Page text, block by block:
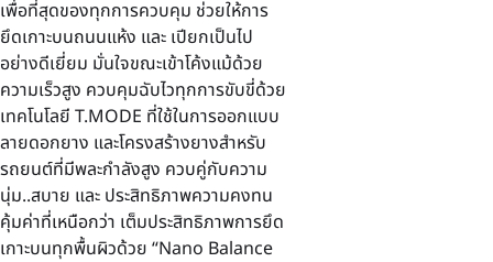
เพื่อที่สุดของทุกการควบคุม ช่วยให้การ
ยึดเกาะบนถนนแห้ง และ เปียกเป็นไป
อย่างดีเยี่ยม มั่นใจขณะเข้าโค้งแม้ด้วย
ความเร็วสูง ควบคุมฉับไวทุกการขับขี่ด้วย
เทคโนโลยี T.MODE ที่ใช้ในการออกแบบ
ลายดอกยาง และโครงสร้างยางสำหรับ
รถยนต์ที่มีพละกำลังสูง ควบคู่กับความ
นุ่ม..สบาย และ ประสิทธิภาพความคงทน
คุ้มค่าที่เหนือกว่า เต็มประสิทธิภาพการยึด
เกาะบนทุกพื้นผิวด้วย “Nano Balance